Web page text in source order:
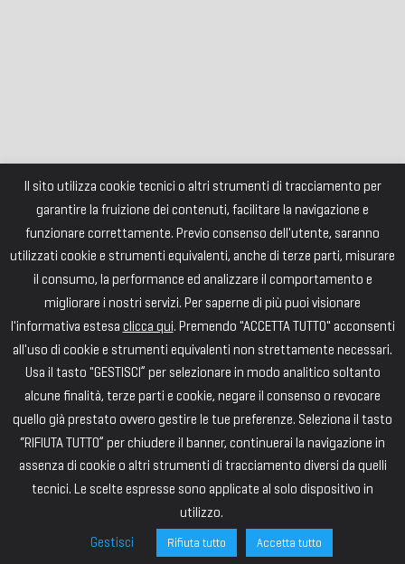
Il sito utilizza cookie tecnici o altri strumenti di tracciamento per
garantire la fruizione dei contenuti, facilitare la navigazione e
funzionare correttamente. Previo consenso dell'utente, saranno
utilizzati cookie e strumenti equivalenti, anche di terze parti, misurare
il consumo, la performance ed analizzare il comportamento e
migliorare i nostri servizi. Per saperne di più puoi visionare
l'informativa estesa clicca qui. Premendo "ACCETTA TUTTO" acconsenti
all'uso di cookie e strumenti equivalenti non strettamente necessari.
Usa il tasto "GESTISCI” per selezionare in modo analitico soltanto
alcune finalità, terze parti e cookie, negare il consenso o revocare
quello già prestato ovvero gestire le tue preferenze. Seleziona il tasto
“RIFIUTA TUTTO” per chiudere il banner, continuerai la navigazione in
assenza di cookie o altri strumenti di tracciamento diversi da quelli
tecnici. Le scelte espresse sono applicate al solo dispositivo in
utilizzo.
Gestisci
Rifiuta tutto Accetta tutto